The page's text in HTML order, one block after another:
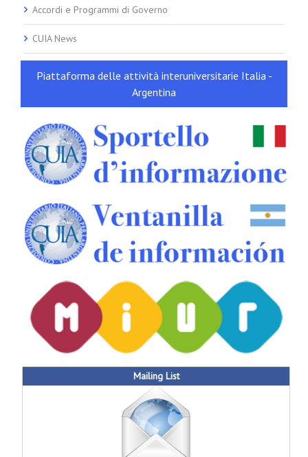
Accordi e Programmi di Governo
CUIA News
Piattaforma delle attività interuniversitarie Italia -
Argentina
Mailing List